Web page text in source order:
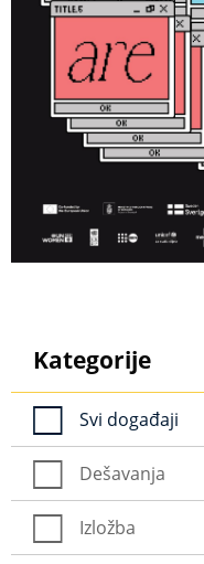
Kategorije
Svi događaji
Dešavanja
Izložba